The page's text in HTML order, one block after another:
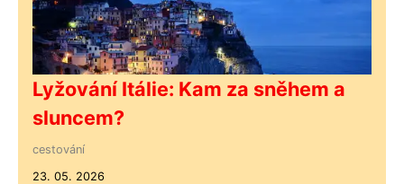
Lyžování Itálie: Kam za sněhem a
sluncem?
cestování
23. 05. 2026